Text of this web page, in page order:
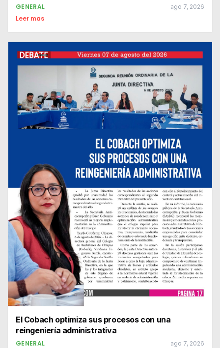
GENERAL ago 7, 2026
Leer mas
El Cobach optimiza sus procesos con una
reingeniería administrativa
GENERAL ago 7, 2026